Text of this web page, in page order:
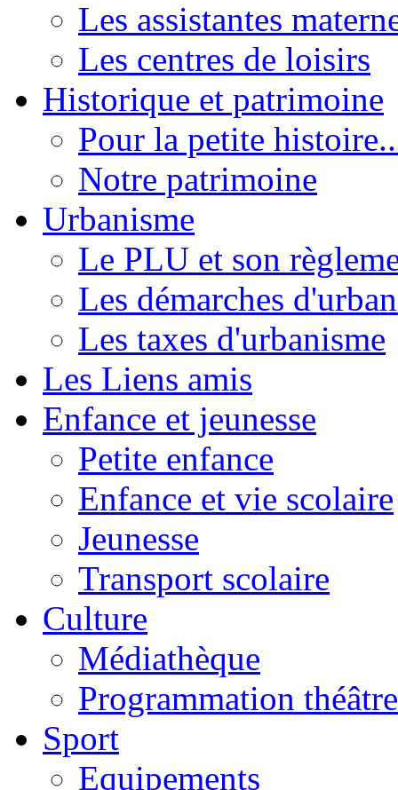
Les assistantes
Les centres de loisirs
Historique et patrimoine
Pour la petite
Notre patrimoine
Urbanisme
Le PLU et son
Les démarches
Les taxes d'urbanisme
Les Liens amis
Enfance et jeunesse
Petite enfance
Enfance et vie scolaire
Jeunesse
Transport scolaire
Culture
Médiathèque
Programmation théâtre
Sport
Equipements